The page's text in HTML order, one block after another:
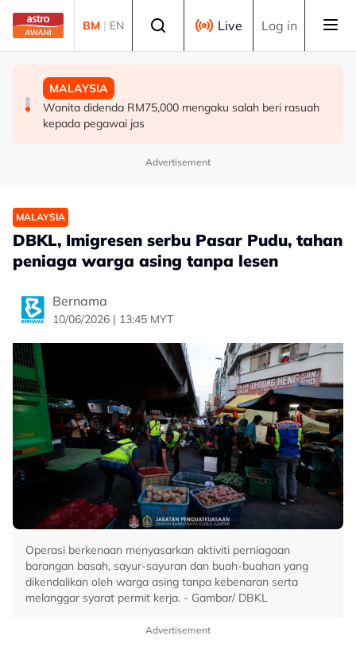
Skip to main content
BM | EN Live Log in
MALAYSIA
Mahkamah ketepi notis taksiran tambahan cukai
RM313.8 juta terhadap Na'imah
MALAYSIA
Malaysia mula siasatan anti-lambakan keluli dari China,
Taiwan, Vietnam -- MITI
MALAYSIA
Wanita didenda RM75,000 mengaku salah beri rasuah
kepada pegawai jas
Advertisement
MALAYSIA
DBKL, Imigresen serbu Pasar Pudu, tahan
peniaga warga asing tanpa lesen
Bernama
10/06/2026 | 13:45 MYT
Operasi berkenaan menyasarkan aktiviti perniagaan
barangan basah, sayur-sayuran dan buah-buahan yang
dikendalikan oleh warga asing tanpa kebenaran serta
melanggar syarat permit kerja. - Gambar/ DBKL
Advertisement